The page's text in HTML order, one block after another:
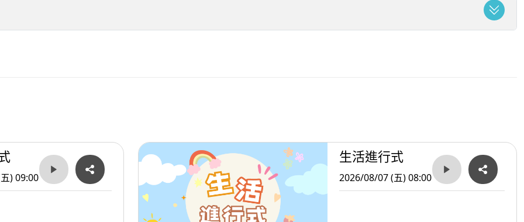
長照」釋出個管員/護理師職缺，起薪均在4萬元以上。整體而言，本週徵才活動不僅職缺選擇多樣
化，企業在薪資水準與福利誘因上也大幅強化，有助於求職者穩定就業並規劃長期職涯。
) 09:00
生活進行式
2026/08/07 (五) 08:00